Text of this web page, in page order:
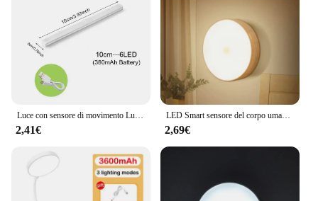
2,41€
LED Smart sensore del corpo umano lampada da notte illuminazione automatica di emergenza ricarica USB aspirazione magentica Wireless uso luce notturna
2,69€